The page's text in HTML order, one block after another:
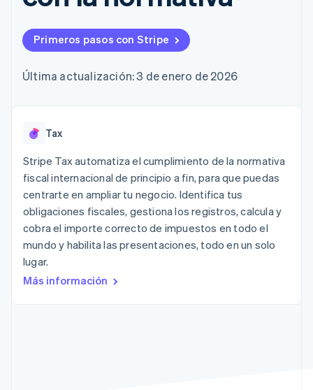
Authorization
Optimizaciones
de aceptación
Link
compra
Recognition
contable
Stripe Sigma
Informes
Data Pipeline
de datos
Más
Product roadmap
Ver lo que viene
Radar
Prevención de fraude
Atlas
Constitución de una startup
Climate
Gestión del dinero
SaaS
Juegos
Hostelería, viajes y ocio
Seguros
Medios de
comunicación y
entretenimiento
Organizaciones sin
profesionales
Gestionar
Ofrecer cobro por
consumo
respaldadas por
servicios con agentes
Recursos
Integraciones de
aplicaciones
Ejemplos de código
Blog de
desarrolladores
Empresa
Hoja de ruta del
producto
Sessions
Empleos
Stripe Press
Contacto
Contacta con ventas
Conviértete en socio
Primeros pasos con Stripe
Última actualización: 3 de enero de 2026
Tax
Stripe Tax automatiza el cumplimiento de la normativa
fiscal internacional de principio a fin, para que puedas
centrarte en ampliar tu negocio. Identifica tus
obligaciones fiscales, gestiona los registros, calcula y
cobra el importe correcto de impuestos en todo el
mundo y habilita las presentaciones, todo en un solo
lugar.
Más información